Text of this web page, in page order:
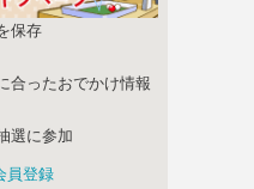
保存
合ったおでかけ情報
選に参加
員登録